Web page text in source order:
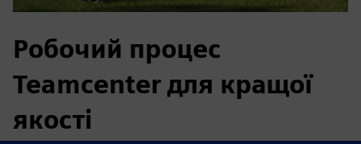
Робочий процес
Teamcenter для кращої
якості